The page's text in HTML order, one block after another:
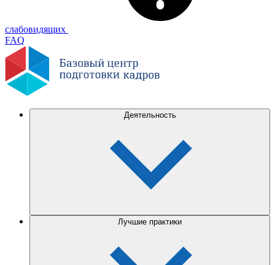
слабовидящих
FAQ
Деятельность
Лучшие практики